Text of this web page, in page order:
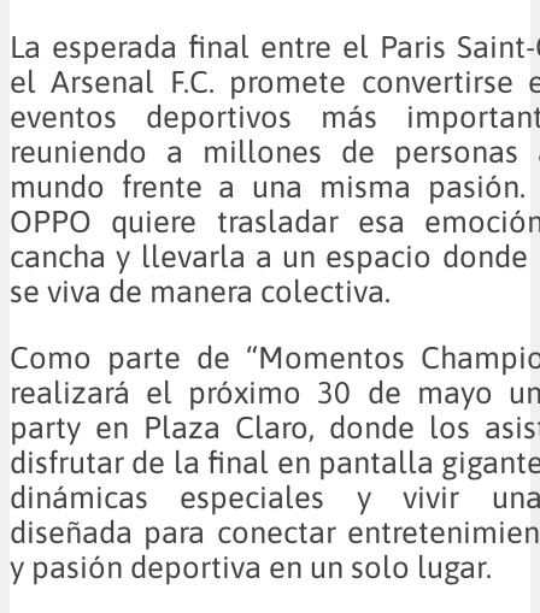
La esperada final entre el Paris Saint-
el Arsenal F.C. promete convertirse
eventos deportivos más
reuniendo a millones de personas
mundo frente a una misma pasión.
OPPO quiere trasladar esa
cancha y llevarla a un espacio
se viva de manera colectiva.
Como parte de “Momentos
realizará el próximo 30 de mayo
party en Plaza Claro, donde los
disfrutar de la final en pantalla
dinámicas especiales y vivir
diseñada para conectar
y pasión deportiva en un solo lugar.